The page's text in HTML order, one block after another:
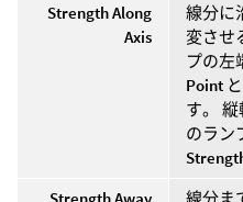
Strength Along
Axis
線分に
変させ
プの左
Point と
す。
のラン
Strength Away
線分ま